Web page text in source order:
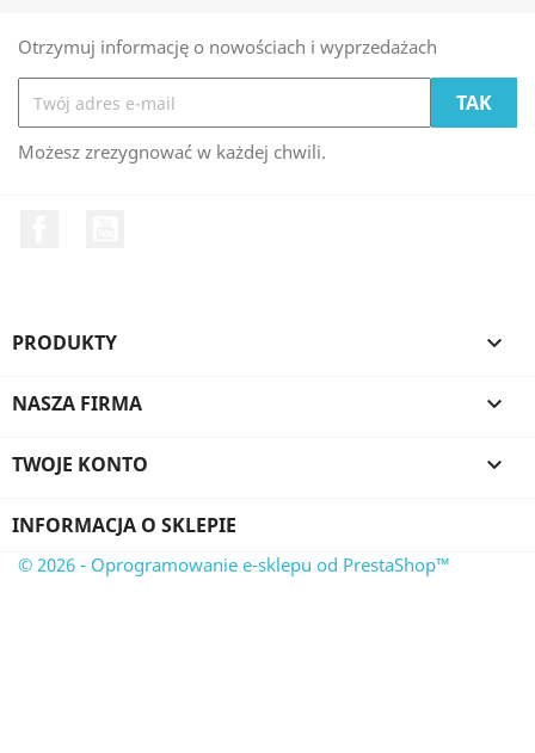
Otrzymuj informację o nowościach i wyprzedażach
Możesz zrezygnować w każdej chwili.
PRODUKTY 
NASZA FIRMA 
TWOJE KONTO 
INFORMACJA O SKLEPIE
© 2026 - Oprogramowanie e-sklepu od PrestaShop™